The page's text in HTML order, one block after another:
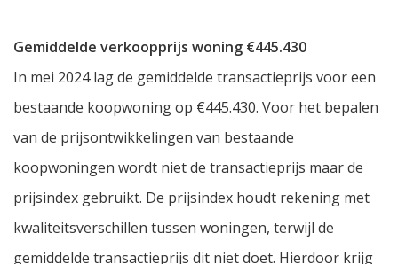
Gemiddelde verkoopprijs woning €445.430
In mei 2024 lag de gemiddelde transactieprijs voor een
bestaande koopwoning op €445.430. Voor het bepalen
van de prijsontwikkelingen van bestaande
koopwoningen wordt niet de transactieprijs maar de
prijsindex gebruikt. De prijsindex houdt rekening met
kwaliteitsverschillen tussen woningen, terwijl de
gemiddelde transactieprijs dit niet doet. Hierdoor krijg